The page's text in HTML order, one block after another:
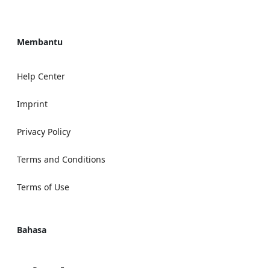
Membantu
Help Center
Imprint
Privacy Policy
Terms and Conditions
Terms of Use
Bahasa